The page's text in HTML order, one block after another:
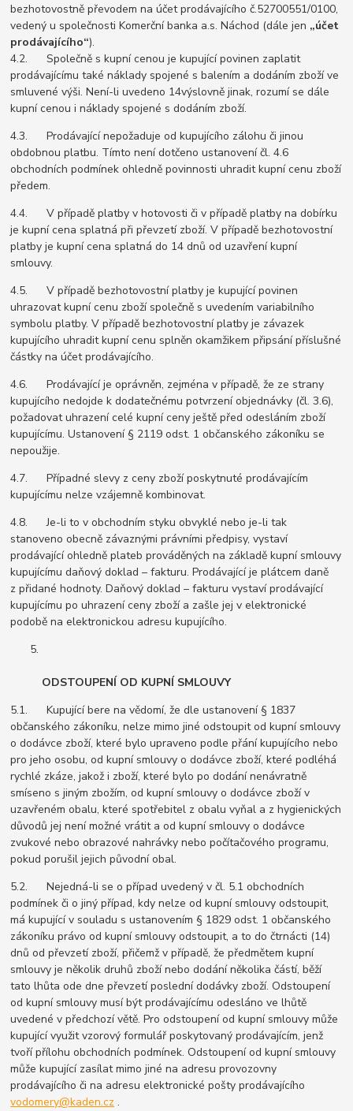
bezhotovostně převodem na účet prodávajícího č.52700551/0100,
vedený u společnosti Komerční banka a.s. Náchod (dále jen „účet
prodávajícího“).
4.2. Společně s kupní cenou je kupující povinen zaplatit
prodávajícímu také náklady spojené s balením a dodáním zboží ve
smluvené výši. Není-li uvedeno 14výslovně jinak, rozumí se dále
kupní cenou i náklady spojené s dodáním zboží.
4.3. Prodávající nepožaduje od kupujícího zálohu či jinou
obdobnou platbu. Tímto není dotčeno ustanovení čl. 4.6
obchodních podmínek ohledně povinnosti uhradit kupní cenu zboží
předem.
4.4. V případě platby v hotovosti či v případě platby na dobírku
je kupní cena splatná při převzetí zboží. V případě bezhotovostní
platby je kupní cena splatná do 14 dnů od uzavření kupní
smlouvy.
4.5. V případě bezhotovostní platby je kupující povinen
uhrazovat kupní cenu zboží společně s uvedením variabilního
symbolu platby. V případě bezhotovostní platby je závazek
kupujícího uhradit kupní cenu splněn okamžikem připsání příslušné
částky na účet prodávajícího.
4.6. Prodávající je oprávněn, zejména v případě, že ze strany
kupujícího nedojde k dodatečnému potvrzení objednávky (čl. 3.6),
požadovat uhrazení celé kupní ceny ještě před odesláním zboží
kupujícímu. Ustanovení § 2119 odst. 1 občanského zákoníku se
nepoužije.
4.7. Případné slevy z ceny zboží poskytnuté prodávajícím
kupujícímu nelze vzájemně kombinovat.
4.8. Je-li to v obchodním styku obvyklé nebo je-li tak
stanoveno obecně závaznými právními předpisy, vystaví
prodávající ohledně plateb prováděných na základě kupní smlouvy
kupujícímu daňový doklad – fakturu. Prodávající je plátcem daně
z přidané hodnoty. Daňový doklad – fakturu vystaví prodávající
kupujícímu po uhrazení ceny zboží a zašle jej v elektronické
podobě na elektronickou adresu kupujícího.
ODSTOUPENÍ OD KUPNÍ SMLOUVY
5.1. Kupující bere na vědomí, že dle ustanovení § 1837
občanského zákoníku, nelze mimo jiné odstoupit od kupní smlouvy
o dodávce zboží, které bylo upraveno podle přání kupujícího nebo
pro jeho osobu, od kupní smlouvy o dodávce zboží, které podléhá
rychlé zkáze, jakož i zboží, které bylo po dodání nenávratně
smíseno s jiným zbožím, od kupní smlouvy o dodávce zboží v
uzavřeném obalu, které spotřebitel z obalu vyňal a z hygienických
důvodů jej není možné vrátit a od kupní smlouvy o dodávce
zvukové nebo obrazové nahrávky nebo počítačového programu,
pokud porušil jejich původní obal.
5.2. Nejedná-li se o případ uvedený v čl. 5.1 obchodních
podmínek či o jiný případ, kdy nelze od kupní smlouvy odstoupit,
má kupující v souladu s ustanovením § 1829 odst. 1 občanského
zákoníku právo od kupní smlouvy odstoupit, a to do čtrnácti (14)
dnů od převzetí zboží, přičemž v případě, že předmětem kupní
smlouvy je několik druhů zboží nebo dodání několika částí, běží
tato lhůta ode dne převzetí poslední dodávky zboží. Odstoupení
od kupní smlouvy musí být prodávajícímu odesláno ve lhůtě
uvedené v předchozí větě. Pro odstoupení od kupní smlouvy může
kupující využit vzorový formulář poskytovaný prodávajícím, jenž
tvoří přílohu obchodních podmínek. Odstoupení od kupní smlouvy
může kupující zasílat mimo jiné na adresu provozovny
prodávajícího či na adresu elektronické pošty prodávajícího
vodomery@kaden.cz .